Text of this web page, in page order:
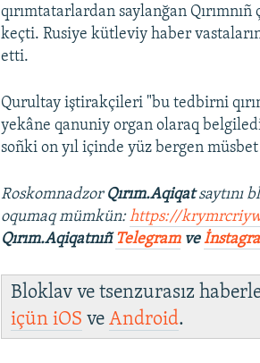
qırımtatarlardan saylanğan
keçti. Rusiye kütleviy haber
etti.
Qurultay iştirakçileri "bu tedbirni
yekâne qanuniy organ olaraq
soñki on yıl içinde yüz bergen
Roskomnadzor Qırım.Aqiqatsaytını
oqumaq mümkün:https://
Qırım.AqiqatnıñTelegramve
Bloklav ve tsenzurasız
içüniOS veAndroid.